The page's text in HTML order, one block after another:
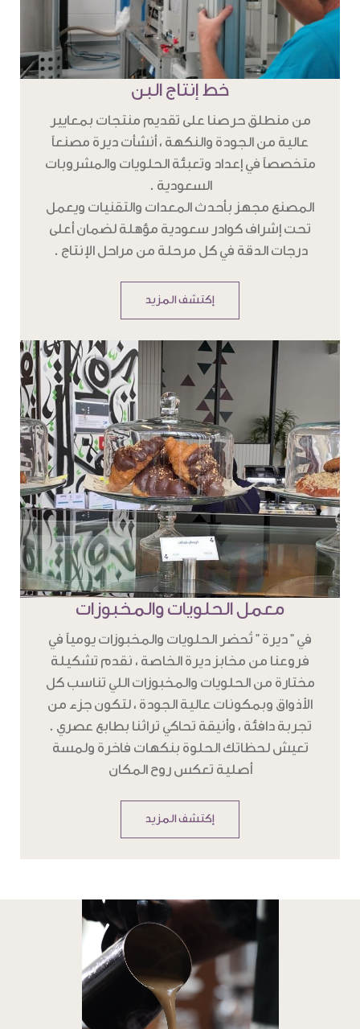
خط إنتاج البن
من منطلق حرصنا على تقديم منتجات بمعايير
عالية من الجودة والنكهة ، أنشأت ديرة مصنعاً
متخصصاً في إعداد وتعبئة الحلويات والمشروبات
السعودية .
المصنع مجهز بأحدث المعدات والتقنيات ويعمل
تحت إشراف كوادر سعودية مؤهلة لضمان أعلى
درجات الدقة في كل مرحلة من مراحل الإنتاج .
إكتشف المزيد
معمل الحلويات والمخبوزات
في " ديرة " تُحضر الحلويات والمخبوزات يومياً في
فروعنا من مخابز ديرة الخاصة ، نقدم تشكيلة
مختارة من الحلويات والمخبوزات اللي تناسب كل
الأذواق وبمكونات عالية الجودة ، لتكون جزء من
تجربة دافئة ، وأنيقة تحاكي تراثنا بطابع عصري .
تعيش لحظاتك الحلوة بنكهات فاخرة ولمسة
أصلية تعكس روح المكان
إكتشف المزيد